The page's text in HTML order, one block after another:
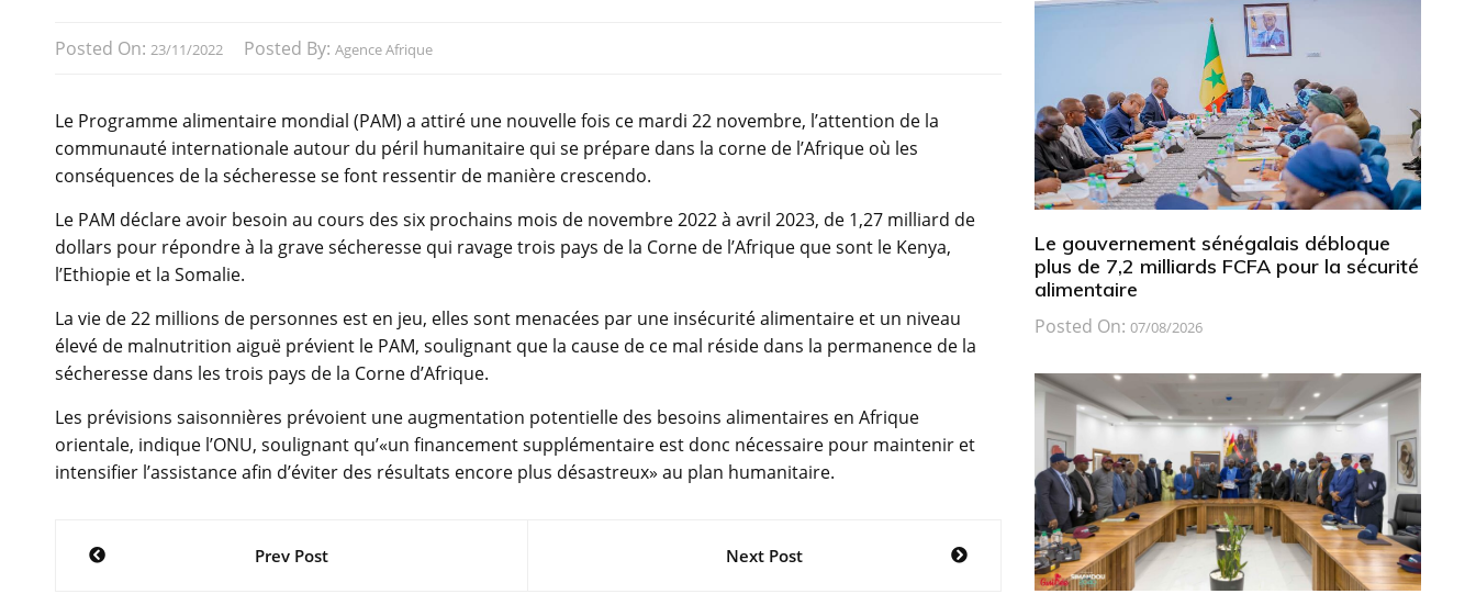
Posted On: 23/11/2022 Posted By: Agence Afrique
Le Programme alimentaire mondial (PAM) a attiré une nouvelle fois ce mardi 22 novembre, l’attention de la
communauté internationale autour du péril humanitaire qui se prépare dans la corne de l’Afrique où les
conséquences de la sécheresse se font ressentir de manière crescendo.
Le PAM déclare avoir besoin au cours des six prochains mois de novembre 2022 à avril 2023, de 1,27 milliard de
dollars pour répondre à la grave sécheresse qui ravage trois pays de la Corne de l’Afrique que sont le Kenya,
l’Ethiopie et la Somalie.
La vie de 22 millions de personnes est en jeu, elles sont menacées par une insécurité alimentaire et un niveau
élevé de malnutrition aiguë prévient le PAM, soulignant que la cause de ce mal réside dans la permanence de la
sécheresse dans les trois pays de la Corne d’Afrique.
Les prévisions saisonnières prévoient une augmentation potentielle des besoins alimentaires en Afrique
orientale, indique l’ONU, soulignant qu’«un financement supplémentaire est donc nécessaire pour maintenir et
intensifier l’assistance afin d’éviter des résultats encore plus désastreux» au plan humanitaire.
NavigationPrev Post Next Post
Le gouvernement sénégalais débloque
plus de 7,2 milliards FCFA pour la sécurité
alimentaire
Posted On: 07/08/2026